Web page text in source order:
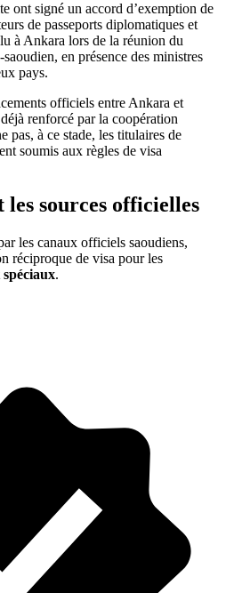
ont signé un accord d’exemption de
de passeports diplomatiques et
à Ankara lors de la réunion du
en présence des ministres
pays.
officiels entre Ankara et
renforcé par la coopération
pas, à ce stade, les titulaires de
soumis aux règles de visa
sources officielles
les canaux officiels saoudiens,
réciproque de visa pour les
.